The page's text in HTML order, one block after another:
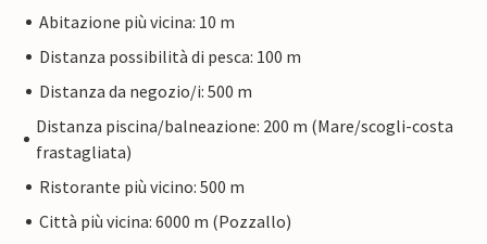
Abitazione più vicina: 10 m
Distanza possibilità di pesca: 100 m
Distanza da negozio/i: 500 m
Distanza piscina/balneazione: 200 m (Mare/scogli-costa
frastagliata)
Ristorante più vicino: 500 m
Città più vicina: 6000 m (Pozzallo)